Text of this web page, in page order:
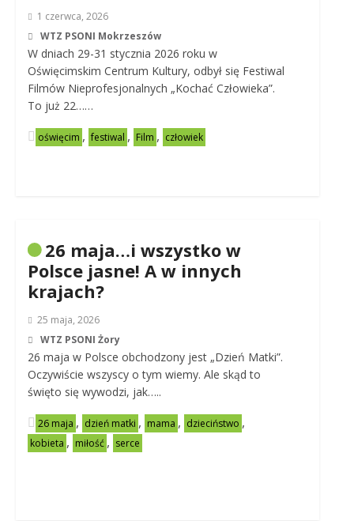
1 czerwca, 2026
WTZ PSONI Mokrzeszów
W dniach 29-31 stycznia 2026 roku w
Oświęcimskim Centrum Kultury, odbył się Festiwal
Filmów Nieprofesjonalnych „Kochać Człowieka”.
To już 22……
oświęcim , festiwal , Film , człowiek
26 maja…i wszystko w
Polsce jasne! A w innych
krajach?
25 maja, 2026
WTZ PSONI Żory
26 maja w Polsce obchodzony jest „Dzień Matki”.
Oczywiście wszyscy o tym wiemy. Ale skąd to
święto się wywodzi, jak…..
26 maja , dzień matki , mama , dzieciństwo ,
kobieta , miłość , serce